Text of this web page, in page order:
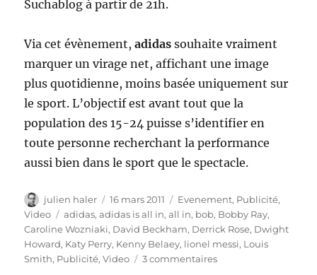
Suchablog à partir de 21h.
Via cet évènement,adidassouhaite vraiment
marquer un virage net, affichant une image
plus quotidienne, moins basée uniquement sur
le sport. L’objectif est avant tout que la
population des 15-24 puisse s’identifier en
toute personne recherchant la performance
aussi bien dans le sport que le spectacle.
Auteur
julien haler
Publié
le
16 mars 2011 Catégories
Evenement, Publicité,
Video
Étiquettes
adidas,adidas is all in,all in, bob, Bobby Ray,
Caroline Wozniaki, David Beckham, Derrick Rose, Dwight
Howard, Katy Perry, Kenny Belaey, lionel messi, Louis
Smith, Publicité,Video 3 commentairessur